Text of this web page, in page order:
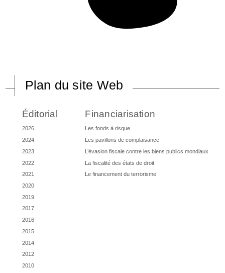
Plan du site Web
Éditorial
2026
2024
2023
2022
2021
2020
2019
2017
2016
2015
2014
2012
2010
Financiarisation
Les fonds à risque
Les pavillons de complaisance
L’évasion fiscale contre les biens publics mondiaux
La fiscalité des états de droit
Le financement du terrorisme